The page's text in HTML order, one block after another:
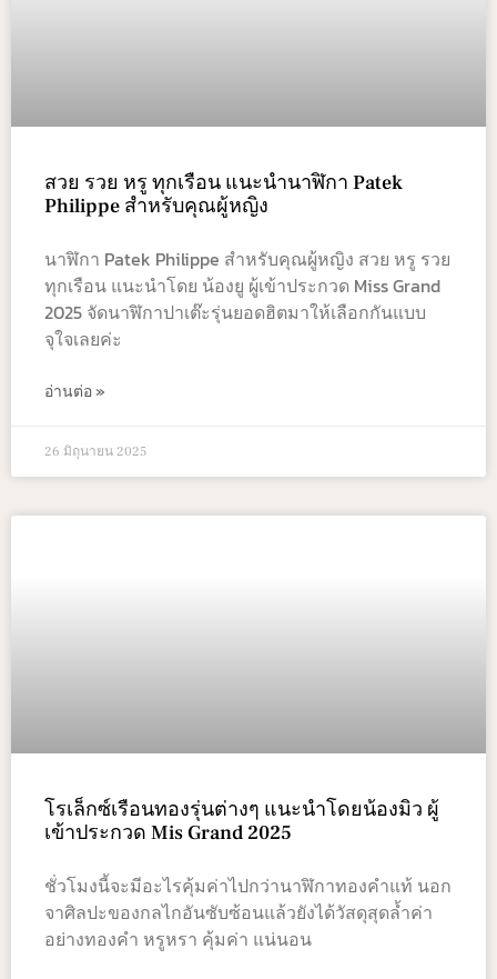
สวย รวย หรู ทุกเรือน แนะนำนาฬิกา Patek
Philippe สำหรับคุณผู้หญิง
นาฬิกา Patek Philippe สำหรับคุณผู้หญิง สวย หรู รวย
ทุกเรือน แนะนำโดย น้องยู ผู้เข้าประกวด Miss Grand
2025 จัดนาฬิกาปาเต๊ะรุ่นยอดฮิตมาให้เลือกกันแบบ
จุใจเลยค่ะ
อ่านต่อ »
26 มิถุนายน 2025
โรเล็กซ์เรือนทองรุ่นต่างๆ แนะนำโดยน้องมิว ผู้
เข้าประกวด Mis Grand 2025
ชั่วโมงนี้จะมีอะไรคุ้มค่าไปกว่านาฬิกาทองคำแท้ นอก
จาศิลปะของกลไกอันซับซ้อนแล้วยังได้วัสดุสุดล้ำค่า
อย่างทองคำ หรูหรา คุ้มค่า แน่นอน